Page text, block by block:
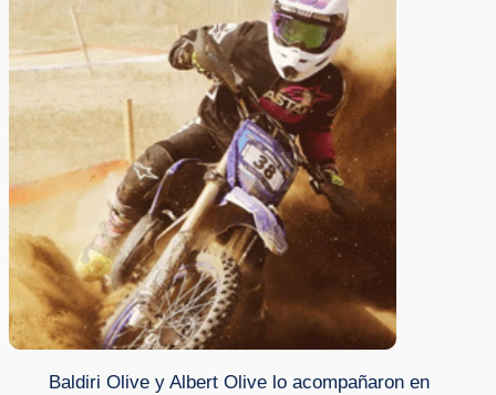
Baldiri Olive y Albert Olive lo acompañaron en